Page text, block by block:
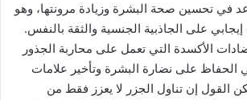
في تحسين صحة البشرة وزيادة مرونتها، وهو
على الجاذبية الجنسية والثقة بالنفس.
الأكسدة التي تعمل على محاربة الجذور
الحفاظ على نضارة البشرة وتأخير علامات
القول إن تناول الجزر لا يعزز فقط من